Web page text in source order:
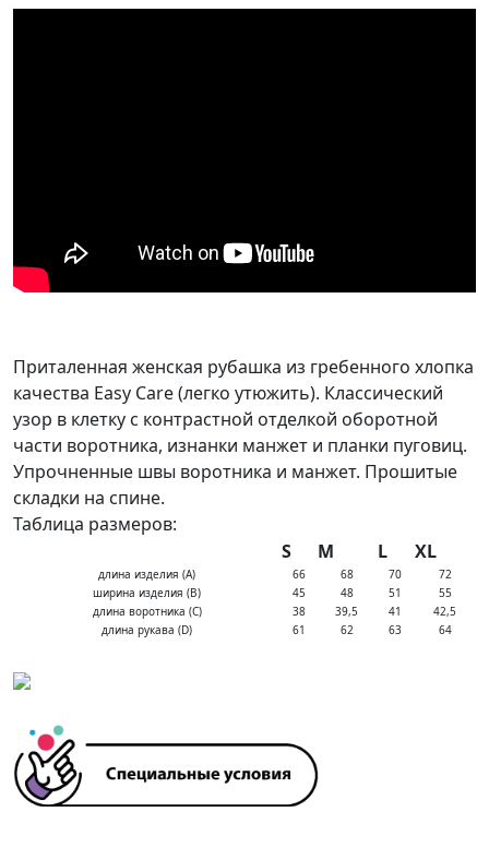
Приталенная женская рубашка из гребенного хлопка
качества Easy Care (легко утюжить). Классический
узор в клетку с контрастной отделкой оборотной
части воротника, изнанки манжет и планки пуговиц.
Упрочненные швы воротника и манжет. Прошитые
складки на спине.
Таблица размеров:
S
M L XL
длина изделия (A) 66 68 70
72
ширина изделия (B)
45 48 51
55
длина воротника (С)
38 39,5 41
42,5
длина рукава (D)
61 62 63 64